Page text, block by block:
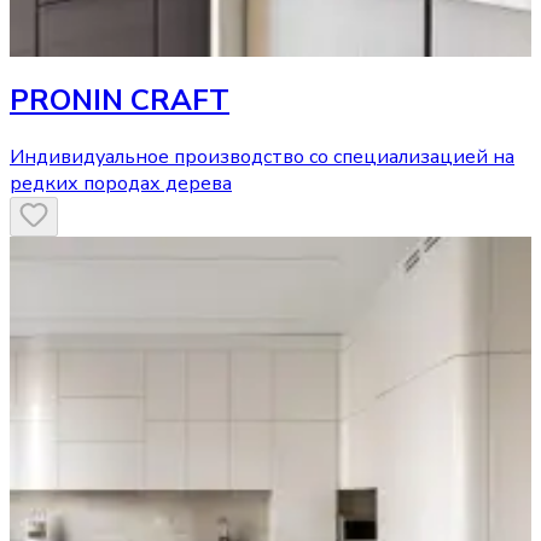
PRONIN CRAFT
Индивидуальное производство со специализацией на
редких породах дерева